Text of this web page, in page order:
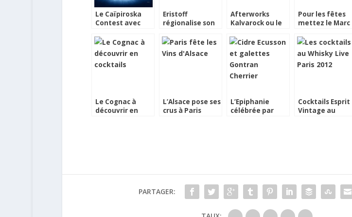
Le Caïpiroska
Contest avec
Eristoff
régionalise son
de la caïpiroska
Afterworks
Kalvarock ou le
cocktail
Pour les fêtes
mettez le Marc
cocktails
Le Cognac à
découvrir en
L’Alsace pose ses
crus à Paris
L’Epiphanie
célébrée par
Cocktails Esprit
Vintage au
PARTAGER: